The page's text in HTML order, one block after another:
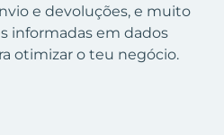
e devoluções, e muito
informadas em dados
otimizar o teu negócio.